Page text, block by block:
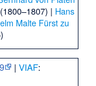
(1800–1807) | Hans
Malte Fürst zu
|VIAF: